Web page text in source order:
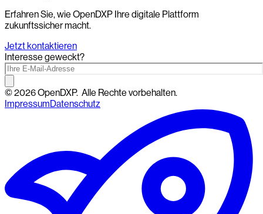
Erfahren Sie, wie OpenDXP Ihre digitale Plattform
zukunftssicher macht.
Jetzt kontaktieren
Interesse geweckt?
©2026OpenDXP. Alle Rechte vorbehalten.
ImpressumDatenschutz